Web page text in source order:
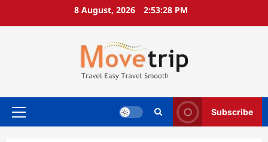
8 August, 2026 2:53:29 PM
Primary
Subscribe